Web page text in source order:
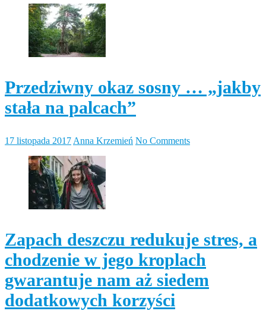
Przedziwny okaz sosny … „jakby
stała na palcach”
17 listopada 2017 Anna Krzemień No Comments
Zapach deszczu redukuje stres, a
chodzenie w jego kroplach
gwarantuje nam aż siedem
dodatkowych korzyści